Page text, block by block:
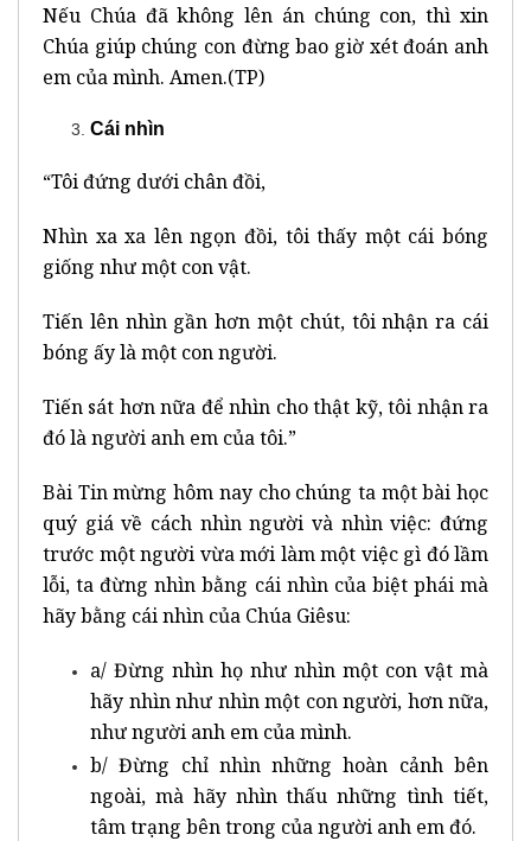
Nếu Chúa đã không lên án chúng con, thì xin
Chúa giúp chúng con đừng bao giờ xét đoán anh
em của mình. Amen.(TP)
Cái nhìn
“Tôi đứng dưới chân đồi,
Nhìn xa xa lên ngọn đồi, tôi thấy một cái bóng
giống như một con vật.
Tiến lên nhìn gần hơn một chút, tôi nhận ra cái
bóng ấy là một con người.
Tiến sát hơn nữa để nhìn cho thật kỹ, tôi nhận ra
đó là người anh em của tôi.”
Bài Tin mừng hôm nay cho chúng ta một bài học
quý giá về cách nhìn người và nhìn việc: đứng
trước một người vừa mới làm một việc gì đó lầm
lỗi, ta đừng nhìn bằng cái nhìn của biệt phái mà
hãy bằng cái nhìn của Chúa Giêsu:
a/ Đừng nhìn họ như nhìn một con vật mà
hãy nhìn như nhìn một con người, hơn nữa,
như người anh em của mình.
b/ Đừng chỉ nhìn những hoàn cảnh bên
ngoài, mà hãy nhìn thấu những tình tiết,
tâm trạng bên trong của người anh em đó.